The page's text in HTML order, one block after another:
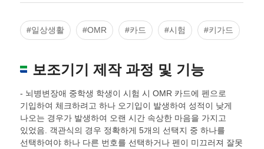
#일상생활 #OMR #카드 #시험 #키가드
보조기기 제작 과정 및 기능
- 뇌병변장애 중학생 학생이 시험 시 OMR 카드에 펜으로
기입하여 체크하려고 하나 오기입이 발생하여 성적이 낮게
나오는 경우가 발생하여 오랜 시간 속상한 마음을 가지고
있었음. 객관식의 경우 정확하게 5개의 선택지 중 하나를
선택하여야 하나 다른 번호를 선택하거나 펜이 미끄러져 잘못